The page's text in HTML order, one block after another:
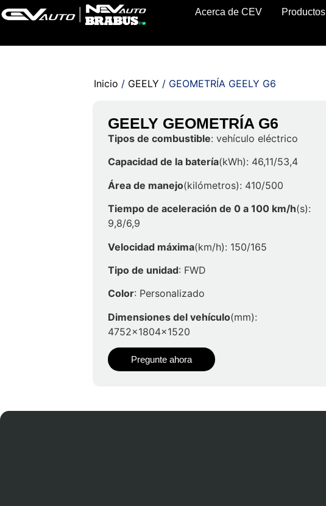
Acerca de CEV Productos
Inicio / GEELY / GEOMETRÍA GEELY G6
GEELY GEOMETRÍA G6
Tipos de combustible: vehículo eléctrico
Capacidad de la batería(kWh): 46,11/53,4
Área de manejo(kilómetros): 410/500
Tiempo de aceleración de 0 a 100 km/h(s):
9,8/6,9
Velocidad máxima(km/h): 150/165
Tipo de unidad: FWD
Color: Personalizado
Dimensiones del vehículo(mm):
4752x1804x1520
Pregunte ahora